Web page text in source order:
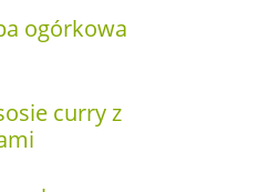
ogórkowa
curry z